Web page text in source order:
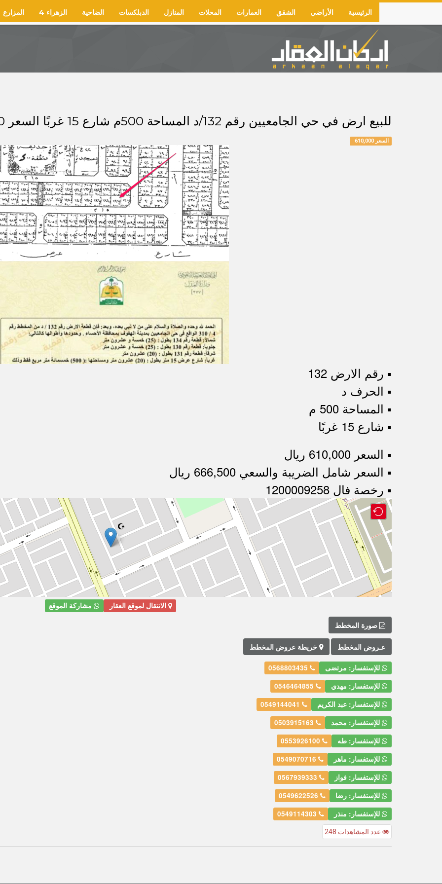
Skip
main
Main
navigation
المزارع الزهراء 4 الضاحية الدبلكسات المنازل المحلات العمارات الشقق الأراضي الرئيسية
للبيع ارض في حي الجامعيين رقم 132/د المساحة 500م شارع 15 غربًا السعر 610 الف
السعر 610,000
▪︎ رقم الارض 132
▪︎ الحرف د
▪︎ المساحة 500 م
▪︎ شارع 15 غربًا
▪︎ السعر 610,000 ريال
▪︎ السعر شامل الضريبة والسعي 666,500 ريال
▪︎ رخصة فال 1200009258
الانتقال لموقع العقار مشاركة الموقع
صورة المخطط
عـروض المخطط خريطة عروض المخطط
للإستفسار: مرتضى
للإستفسار: مهدي
للإستفسار: عبد الكريم
للإستفسار: محمد
للإستفسار: طه
للإستفسار: ماهر
للإستفسار: فواز
للإستفسار: رضا
للإستفسار: منذر
عدد المشاهدات 248